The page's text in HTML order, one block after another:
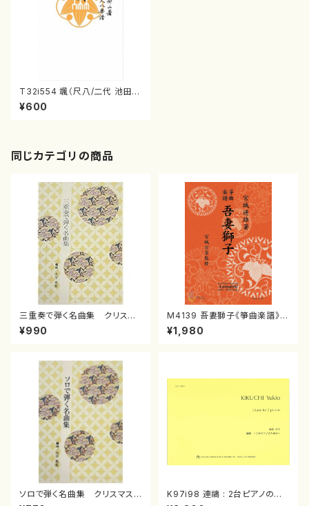
T32i554 颯（尺八/二代 池田静
山/楽譜）都山流公刊楽譜曲番:2
264
¥600
同じカテゴリの商品
三重奏で弾く名曲集 クリスマ
スメドレー( 箏2/大平光美 編
曲/楽譜）
¥990
M4139 吾妻獅子《箏曲楽譜》
（箏/宮城道雄著・宮城宗家監修/
箏曲古典楽譜）
¥1,980
ソロで弾く名曲集 クリスマス・
K97i98 連禱 : 2台ピアノのた